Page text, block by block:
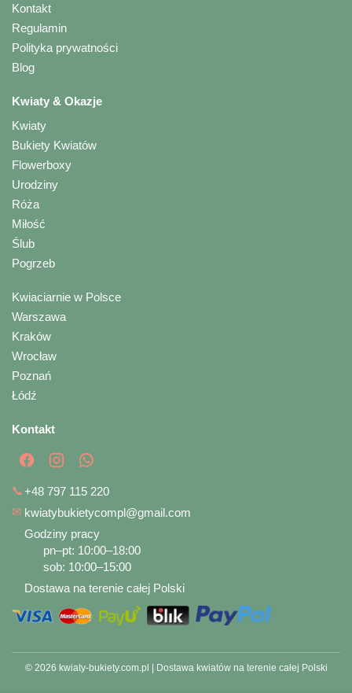
Kontakt
Regulamin
Polityka prywatności
Blog
Kwiaty & Okazje
Kwiaty
Bukiety Kwiatów
Flowerboxy
Urodziny
Róża
Miłość
Ślub
Pogrzeb
Kwiaciarnie w Polsce
Warszawa
Kraków
Wrocław
Poznań
Łódź
Kontakt
📞+48 797 115 220
✉ kwiatybukietycompl@gmail.com
Godziny pracy
pn–pt: 10:00–18:00
sob: 10:00–15:00
Dostawa na terenie całej Polski
© 2026 kwiaty-bukiety.com.pl | Dostawa kwiatów na terenie całej Polski